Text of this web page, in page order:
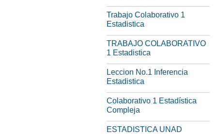
Trabajo Colaborativo 1
Estadistica
TRABAJO COLABORATIVO
1 Estadistica
Leccion No.1 Inferencia
Estadistica
Colaborativo 1 Estadística
Compleja
ESTADISTICA UNAD